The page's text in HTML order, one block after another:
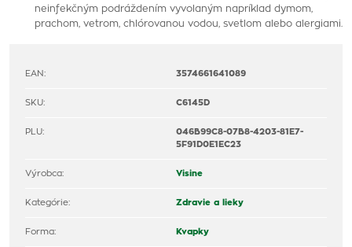
neinfekčným podráždením vyvolaným napríklad dymom,
prachom, vetrom, chlórovanou vodou, svetlom alebo alergiami.
EAN: 3574661641089
SKU: C6145D
PLU:
046B99C8-07B8-4203-81E7-
5F91D0E1EC23
Výrobca: Visine
Kategórie: Zdravie a lieky
Forma: Kvapky